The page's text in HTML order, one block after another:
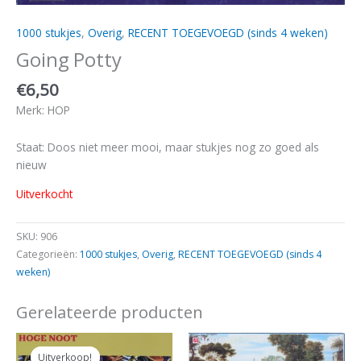
1000 stukjes, Overig, RECENT TOEGEVOEGD (sinds 4 weken)
Going Potty
€6,50
Merk: HOP
Staat: Doos niet meer mooi, maar stukjes nog zo goed als
nieuw
Uitverkocht
SKU: 906
Categorieën: 1000 stukjes, Overig, RECENT TOEGEVOEGD (sinds 4
weken)
Gerelateerde producten
Uitverkoop!
Uitverkoop!
Oorspronkelijke
prijs
prijs